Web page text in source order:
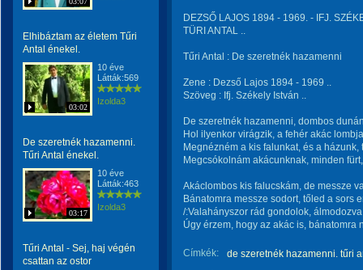
Elhibáztam az életem Tűri
Antal énekel.
03:02
10 éve
Látták:569
Izolda3
De szeretnék hazamenni.
Tűri Antal énekel.
03:17
10 éve
Látták:463
Izolda3
Tűri Antal - Sej, haj végén
csattan az ostor
DEZSŐ LAJOS 1894 - 1969. - IFJ.
TÜRI ANTAL ..
Tűri Antal : De szeretnék hazamenni
Zene : Dezső Lajos 1894 - 1969 ..
Szöveg : Ifj. Székely István ..
De szeretnék hazamenni, dombos
Hol ilyenkor virágzik, a fehér akác
Megnézném a kis falunkat, és a házunk,
Megcsókolnám akácunknak, minden
Akáclombos kis falucskám, de messze
Bánatomra messze sodort, tőled a sors
/:Valahányszor rád gondolok,
Úgy érzem, hogy az akác is, bánatomra
Címkék:
de szeretnék hazamenni. tűri